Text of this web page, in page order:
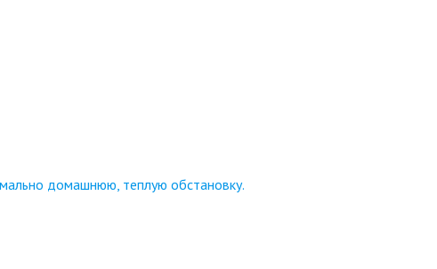
домашнюю, теплую обстановку.